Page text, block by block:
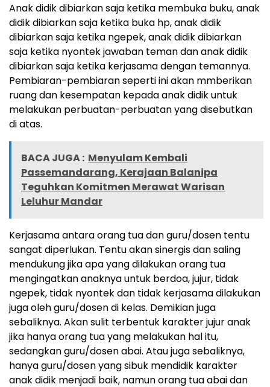
Anak didik dibiarkan saja ketika membuka buku, anak
didik dibiarkan saja ketika buka hp, anak didik
dibiarkan saja ketika ngepek, anak didik dibiarkan
saja ketika nyontek jawaban teman dan anak didik
dibiarkan saja ketika kerjasama dengan temannya.
Pembiaran-pembiaran seperti ini akan mmberikan
ruang dan kesempatan kepada anak didik untuk
melakukan perbuatan-perbuatan yang disebutkan
di atas.
BACA JUGA : Menyulam Kembali
Passemandarang, Kerajaan Balanipa
Teguhkan Komitmen Merawat Warisan
Leluhur Mandar
Kerjasama antara orang tua dan guru/dosen tentu
sangat diperlukan. Tentu akan sinergis dan saling
mendukung jika apa yang dilakukan orang tua
mengingatkan anaknya untuk berdoa, jujur, tidak
ngepek, tidak nyontek dan tidak kerjasama dilakukan
juga oleh guru/dosen di kelas. Demikian juga
sebaliknya. Akan sulit terbentuk karakter jujur anak
jika hanya orang tua yang melakukan hal itu,
sedangkan guru/dosen abai. Atau juga sebaliknya,
hanya guru/dosen yang sibuk mendidik karakter
anak didik menjadi baik, namun orang tua abai dan